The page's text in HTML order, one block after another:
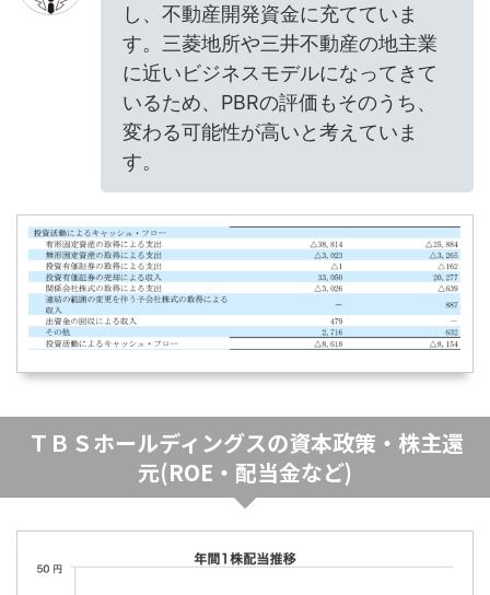
し、不動産開発資金に充てていま
す。三菱地所や三井不動産の地主業
に近いビジネスモデルになってきて
いるため、PBRの評価もそのうち、
変わる可能性が高いと考えていま
す。
ＴＢＳホールディングスの資本政策・株主還
元(ROE・配当金など)